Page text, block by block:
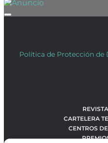
Política de Protección de
CARTELERA
CENTROS